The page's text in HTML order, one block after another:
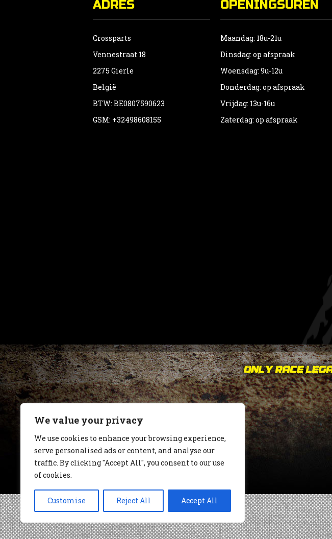
We value your privacy
We use cookies to enhance your browsing experience,
serve personalised ads or content, and analyse our
traffic. By clicking "Accept All", you consent to our use
of cookies.
Customise Reject All Accept All
ADRES
Crossparts
Vennestraat 18
2275 Gierle
België
BTW: BE0807590623
GSM: +32498608155
OPENINGSUREN
Maandag: 18u-21u
Dinsdag: op afspraak
Woensdag: 9u-12u
Donderdag: op afspraak
Vrijdag: 13u-16u
Zaterdag: op afspraak